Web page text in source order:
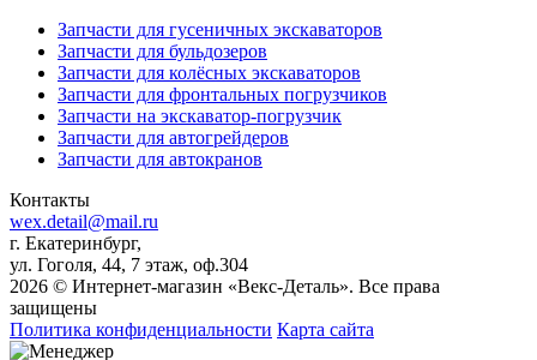
Запчасти для гусеничных экскаваторов
Запчасти для бульдозеров
Запчасти для колёсных экскаваторов
Запчасти для фронтальных погрузчиков
Запчасти на экскаватор-погрузчик
Запчасти для автогрейдеров
Запчасти для автокранов
Контакты
wex.detail@mail.ru
г. Екатеринбург,
ул. Гоголя, 44, 7 этаж, оф.304
2026 © Интернет-магазин «Векс-Деталь». Все права
защищены
Политика конфиденциальности Карта сайта